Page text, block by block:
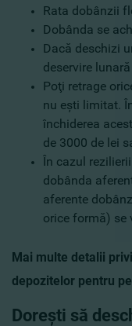
Rata dobânzii
Dobânda se
Dacă deschizi
deservire
Poţi retrage
nu eşti limitat.
închiderea
de 3000 de lei
În cazul
dobânda
aferente
orice formă) se
Mai multe detalii
depozitelor pentru
Doreşti să